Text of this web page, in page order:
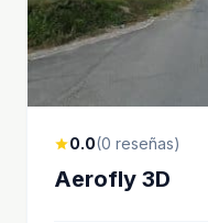
star0.0(0 reseñas)
Aerofly 3D